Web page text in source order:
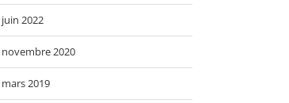
juin 2022
novembre 2020
mars 2019